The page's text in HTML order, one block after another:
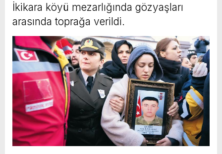
İkikara köyü mezarlığında gözyaşları
arasında toprağa verildi.